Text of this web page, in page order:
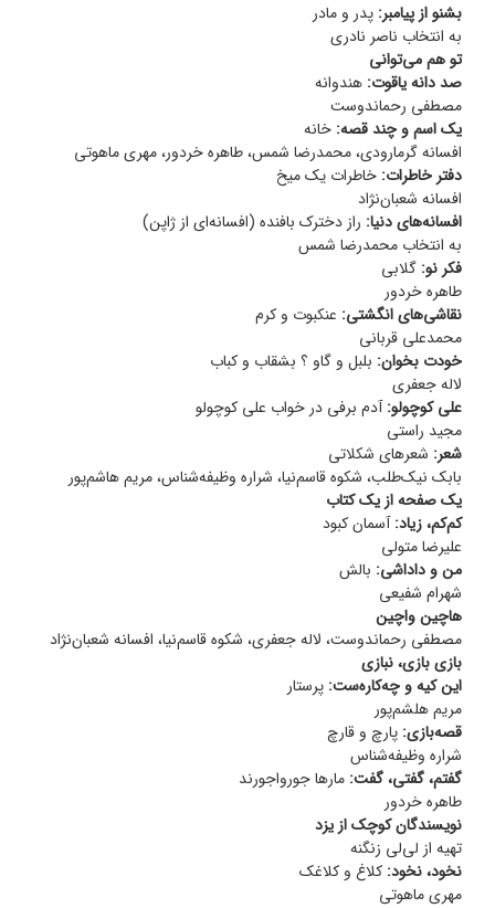
بشنو از پیامبر: پدر و مادر
به انتخاب ناصر نادری
تو هم می‌توانی
صد دانه یاقوت: هندوانه
مصطفی رحماندوست
یک اسم و چند قصه: خانه
افسانه گرمارودی، محمدرضا شمس، طاهره خردور، مهری ماهوتی
دفتر خاطرات: خاطرات یک میخ
افسانه شعبان‌نژاد
افسانه‌های دنیا: راز دخترک بافنده (افسانه‌ای از ژاپن)
به انتخاب محمدرضا شمس
فکر نو: گلابی
طاهره خردور
نقاشی‌های انگشتی: عنکبوت و کرم
محمدعلی قربانی
خودت بخوان: بلبل و گاو ؟ بشقاب و کباب
لاله جعفری
علی کوچولو:آدم برفی در خواب علی‌ کوچولو
مجید راستی
شعر: شعرهای شکلاتی
بابک نیک‌طلب، شکوه قاسم‌نیا، شراره وظیفه‌شناس، مریم هاشم‌پور
یک صفحه از یک کتاب
کم‌کم، زیاد:آسمان کبود
علیرضا متولی
من و داداشی: بالش
شهرام شفیعی
هاچین واچین
مصطفی رحماندوست، لاله جعفری، شکوه قاسم‌نیا، افسانه شعبان‌نژاد
بازی بازی، نبازی
این کیه و چه‌کاره‌ست: پرستار
مریم هلشم‌پور
قصه‌بازی: پارچ و قارچ
شراره وظیفه‌شناس
گفتم، گفتی، گفت: مارها جورواجورند
طاهره خردور
نویسندگان کوچک از یزد
تهیه از لی‌لی زنگنه
نخود، نخود: کلاغ و کلاغک
مهری ماهوتی